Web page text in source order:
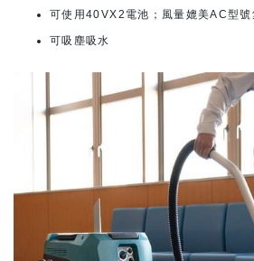
可使用40VX2電池；風量媲美AC型號
可吸塵吸水